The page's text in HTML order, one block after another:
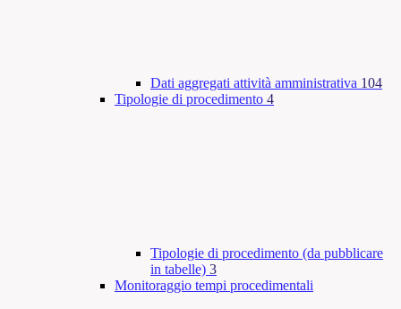
Dati aggregati attività amministrativa 104
Tipologie di procedimento 4
Tipologie di procedimento (da pubblicare
in tabelle) 3
Monitoraggio tempi procedimentali